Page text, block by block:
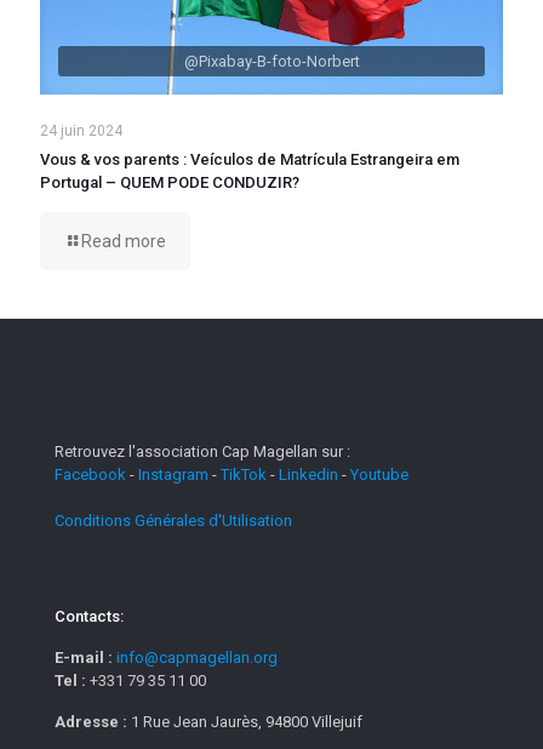
@Pixabay-B-foto-Norbert
24 juin 2024
Vous & vos parents : Veículos de Matrícula Estrangeira em
Portugal – QUEM PODE CONDUZIR?
Read more
Retrouvez l'association Cap Magellan sur :
Facebook - Instagram -TikTok - Linkedin - Youtube
Conditions Générales d'Utilisation
Contacts:
E-mail : info@capmagellan.org
Tel : +331 79 35 11 00
Adresse : 1 Rue Jean Jaurès, 94800 Villejuif